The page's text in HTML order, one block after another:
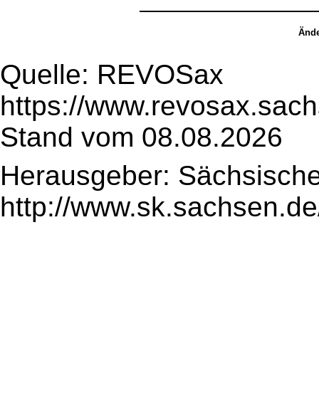
Quelle: REVOSax
https://
Stand vom 08.08.2026
Herausgeber:
http://